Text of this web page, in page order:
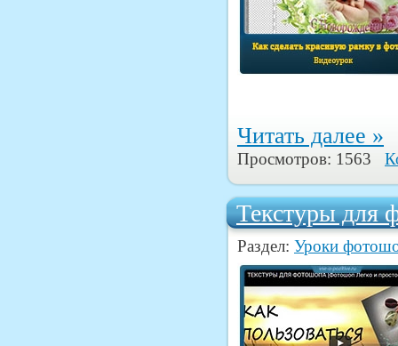
Читать далее »
Просмотров: 1563
Текстуры для
Раздел: Уроки